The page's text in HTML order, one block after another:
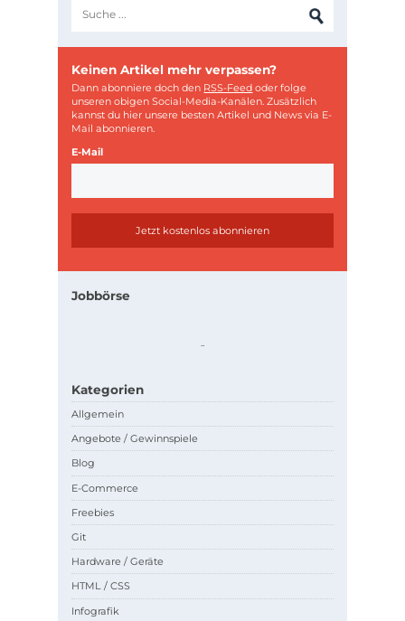
Keinen Artikel mehr verpassen?
Dann abonniere doch den RSS-Feed oder folge
unseren obigen Social-Media-Kanälen. Zusätzlich
kannst du hier unsere besten Artikel und News via E-
Mail abonnieren.
E-Mail
Jobbörse
Kategorien
Allgemein
Angebote / Gewinnspiele
Blog
E-Commerce
Freebies
Git
Hardware / Geräte
HTML / CSS
Infografik